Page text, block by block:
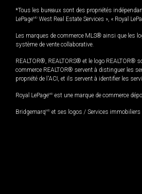
*Tous les bureaux sont des propriétés
LePageMD West Real Estate Services », « Royal
Les marques de commerce MLS® ainsi que les
système de vente collaborative.
REALTOR®, REALTORS® et le logo
commerce REALTOR® servent à distinguer les
propriété de l'ACI, et ils servent à identifier les
Royal LePageMD est une marque de commerce
BridgemarqMD et ses logos / Services immobiliers